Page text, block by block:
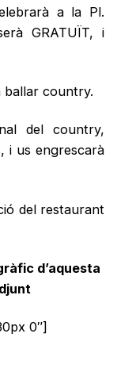
a la Pl.
GRATUÏT, i
ballar country.
del country,
i us engrescarà
del restaurant
d’aquesta
0″]